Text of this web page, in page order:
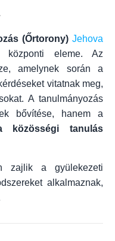
(Őrtorony) Jehova
eleme. Az
amelynek során a
vitatnak meg,
A tanulmányozás
bővítése, hanem a
közösségi tanulás
zajlik a gyülekezeti
alkalmaznak,